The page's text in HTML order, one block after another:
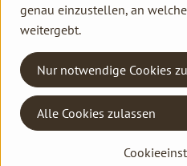
DV
lavera
genau einzustellen, an
weitergebt.
Nur notwendige Cookies
Alle Cookies zulassen